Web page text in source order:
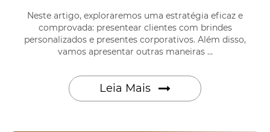
Neste artigo, exploraremos uma estratégia eficaz e
comprovada: presentear clientes com brindes
personalizados e presentes corporativos. Além disso,
vamos apresentar outras maneiras ...
Leia Mais